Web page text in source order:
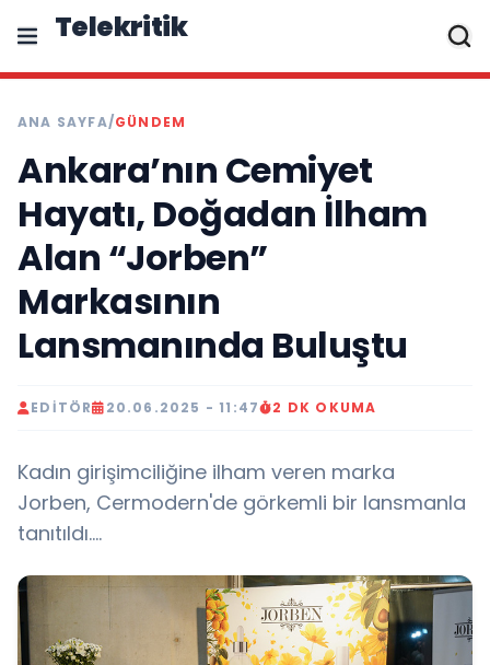
Telekritik
ANA SAYFA/GÜNDEM
Ankara’nın Cemiyet
Hayatı, Doğadan İlham
Alan “Jorben”
Markasının
Lansmanında Buluştu
EDITÖR 20.06.2025 - 11:47 2 DK OKUMA
Kadın girişimciliğine ilham veren marka
Jorben, Cermodern'de görkemli bir lansmanla
tanıtıldı….